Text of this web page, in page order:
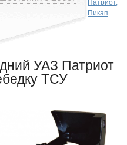
Патриот,
Пикап
УАЗ Патриот
ТСУ